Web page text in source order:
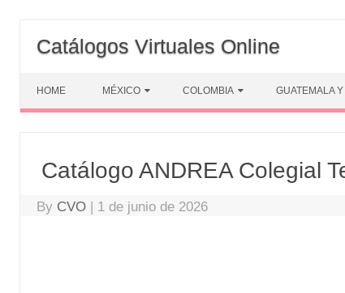
content
Catálogos Virtuales Online
HOME MÉXICO COLOMBIA GUATEMALA
Catálogo ANDREA Colegial
By CVO | 1 de junio de 2026